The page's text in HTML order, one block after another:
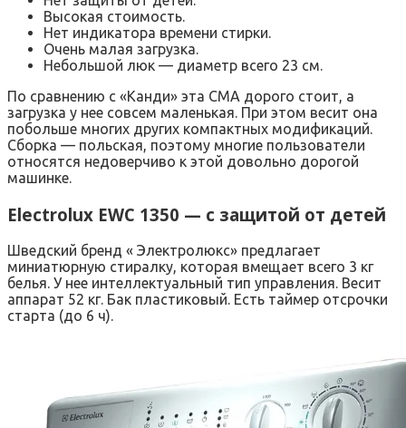
Высокая стоимость.
Нет индикатора времени стирки.
Очень малая загрузка.
Небольшой люк — диаметр всего 23 см.
По сравнению с «Канди» эта СМА дорого стоит, а
загрузка у нее совсем маленькая. При этом весит она
побольше многих других компактных модификаций.
Сборка — польская, поэтому многие пользователи
относятся недоверчиво к этой довольно дорогой
машинке.
Electrolux EWC 1350 — с защитой от детей
Шведский бренд « Электролюкс» предлагает
миниатюрную стиралку, которая вмещает всего 3 кг
белья. У нее интеллектуальный тип управления. Весит
аппарат 52 кг. Бак пластиковый. Есть таймер отсрочки
старта (до 6 ч).